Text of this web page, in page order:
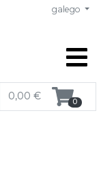
galego
0,00 € 0